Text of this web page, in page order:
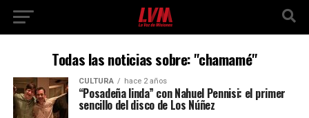
Todas las noticias sobre: "chamamé"
CULTURA hace 2 años
“Posadeña linda” con Nahuel Pennisi: el primer
sencillo del disco de Los Núñez